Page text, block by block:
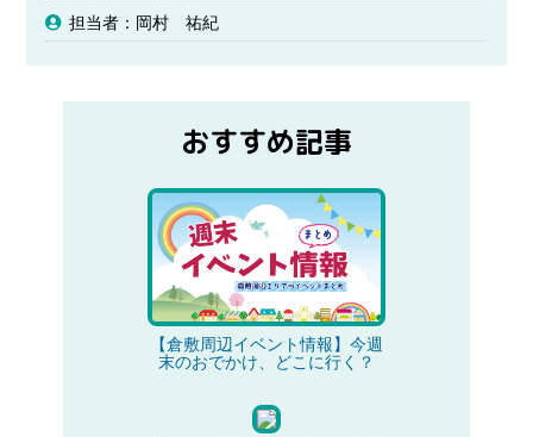
担当者：岡村 祐紀
おすすめ記事
【倉敷周辺イベント情報】今週
末のおでかけ、どこに行く？